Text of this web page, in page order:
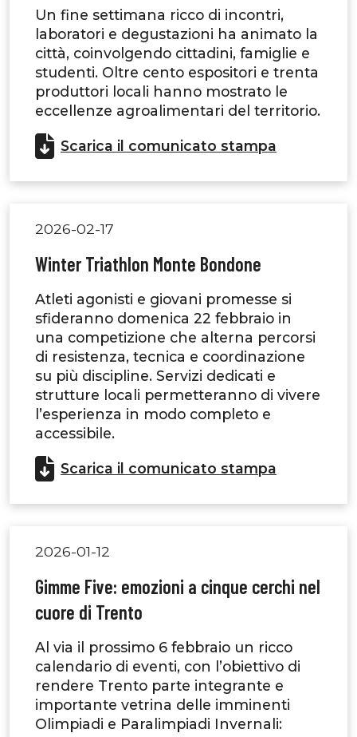
Un fine settimana ricco di incontri,
laboratori e degustazioni ha animato la
città, coinvolgendo cittadini, famiglie e
studenti. Oltre cento espositori e trenta
produttori locali hanno mostrato le
eccellenze agroalimentari del territorio.
Scarica il comunicato stampa
2026-02-17
Winter Triathlon Monte Bondone
Atleti agonisti e giovani promesse si
sfideranno domenica 22 febbraio in
una competizione che alterna percorsi
di resistenza, tecnica e coordinazione
su più discipline. Servizi dedicati e
strutture locali permetteranno di vivere
l’esperienza in modo completo e
accessibile.
Scarica il comunicato stampa
2026-01-12
Gimme Five: emozioni a cinque cerchi nel
cuore di Trento
Al via il prossimo 6 febbraio un ricco
calendario di eventi, con l’obiettivo di
rendere Trento parte integrante e
importante vetrina delle imminenti
Olimpiadi e Paralimpiadi Invernali: